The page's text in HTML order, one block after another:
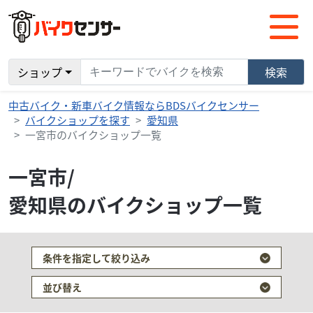
ショップ 検索
中古バイク・新車バイク情報ならBDSバイクセンサー
バイクショップを探す
愛知県
一宮市のバイクショップ一覧
一宮市/
愛知県のバイクショップ一覧
条件を指定して絞り込み
並び替え